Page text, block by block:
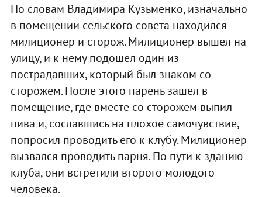
По словам Владимира Кузьменко, изначально
в помещении сельского совета находился
милиционер и сторож. Милиционер вышел на
улицу, и к нему подошел один из
пострадавших, который был знаком со
сторожем. После этого парень зашел в
помещение, где вместе со сторожем выпил
пива и, сославшись на плохое самочувствие,
попросил проводить его к клубу. Милиционер
вызвался проводить парня. По пути к зданию
клуба, они встретили второго молодого
человека.